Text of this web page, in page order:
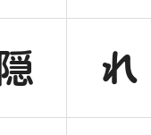
隠 れ